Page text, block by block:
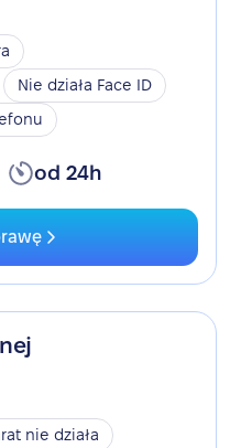
Nie działa Face ID
od 24h
nie działa